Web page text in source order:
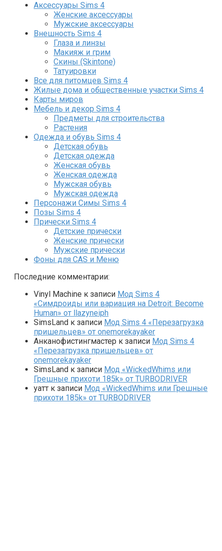
Аксессуары Sims 4
Женские аксессуары
Мужские аксессуары
Внешность Sims 4
Глаза и линзы
Макияж и грим
Скины (Skintone)
Татуировки
Все для питомцев Sims 4
Жилые дома и общественные участки Sims 4
Карты миров
Мебель и декор Sims 4
Предметы для строительства
Растения
Одежда и обувь Sims 4
Детская обувь
Детская одежда
Женская обувь
Женская одежда
Мужская обувь
Мужская одежда
Персонажи Симы Sims 4
Позы Sims 4
Прически Sims 4
Детские прически
Женские прически
Мужские прически
Фоны для CAS и Меню
Последние комментарии:
Vinyl Machine к записи Мод Sims 4
«Симдроиды или вариация на Detroit: Become
Human» от llazyneiph
SimsLand к записи Мод Sims 4 «Перезагрузка
пришельцев» от onemorekayaker
Анканофистингмастер к записи Мод Sims 4
«Перезагрузка пришельцев» от
onemorekayaker
SimsLand к записи Мод «WickedWhims или
Грешные прихоти 185k» от TURBODRIVER
yaтт к записи Мод «WickedWhims или Грешные
прихоти 185k» от TURBODRIVER